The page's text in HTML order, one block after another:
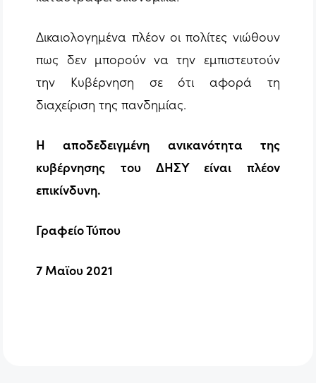
Δικαιολογημένα πλέον οι πολίτες νιώθουν
πως δεν μπορούν να την εμπιστευτούν
την Κυβέρνηση σε ότι αφορά τη
διαχείριση της πανδημίας.
Η αποδεδειγμένη ανικανότητα της
κυβέρνησης του ΔΗΣΥ είναι πλέον
επικίνδυνη.
Γραφείο Τύπου
7 Μαϊου 2021